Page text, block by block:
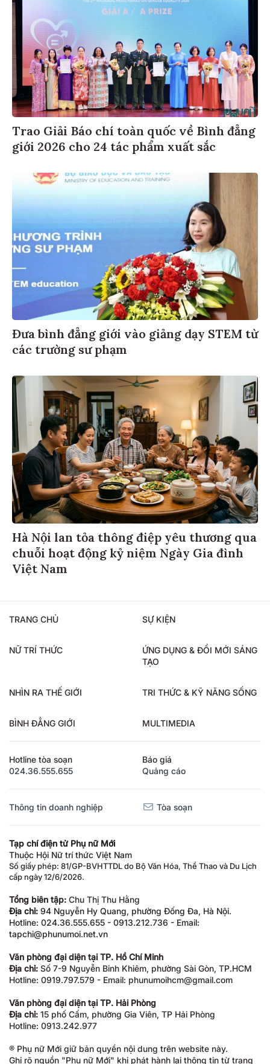
Trao Giải Báo chí toàn quốc về Bình đẳng
giới 2026 cho 24 tác phẩm xuất sắc
Đưa bình đẳng giới vào giảng dạy STEM từ
các trường sư phạm
Hà Nội lan tỏa thông điệp yêu thương qua
chuỗi hoạt động kỷ niệm Ngày Gia đình
Việt Nam
TRANG CHỦ SỰ KIỆN
NỮ TRÍ THỨC
ỨNG DỤNG & ĐỔI MỚI SÁNG
TẠO
NHÌN RA THẾ GIỚI TRI THỨC & KỸ NĂNG SỐNG
BÌNH ĐẲNG GIỚI MULTIMEDIA
Hotline tòa soạn
024.36.555.655
Báo giá
Quảng cáo
Thông tin doanh nghiệp Tòa soạn
Tạp chí điện tử Phụ nữ Mới
Thuộc Hội Nữ trí thức Việt Nam
Số giấy phép: 81/GP-BVHTTDL do Bộ Văn Hóa, Thể Thao và Du Lịch
cấp ngày 12/6/2026.
Tổng biên tập: Chu Thị Thu Hằng
Địa chỉ: 94 Nguyễn Hy Quang, phường Đống Đa, Hà Nội.
Hotline: 024.36.555.655 - 0913.212.736 - Email:
tapchi@phunumoi.net.vn
Văn phòng đại diện tại TP. Hồ Chí Minh
Địa chỉ: Số 7-9 Nguyễn Bỉnh Khiêm, phường Sài Gòn, TP.HCM
Hotline: 0919.797.579 - Email: phunumoihcm@gmail.com
Văn phòng đại diện tại TP. Hải Phòng
Địa chỉ: 15 phố Cấm, phường Gia Viên, TP Hải Phòng
Hotline: 0913.242.977
® Phụ nữ Mới giữ bản quyền nội dung trên website này.
Ghi rõ nguồn "Phụ nữ Mới" khi phát hành lại thông tin từ trang